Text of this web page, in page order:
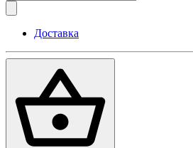
Доставка